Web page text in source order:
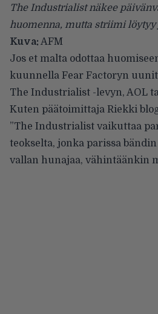
The Industrialist näkee
huomenna, mutta striimi löytyy
Kuva: AFM
Jos et malta odottaa
kuunnella Fear Factoryn
The Industrialist -levyn, AOL
Kuten päätoimittaja Riekki
”The Industrialist vaikuttaa
teokselta, jonka parissa
vallan hunajaa, vähintäänkin